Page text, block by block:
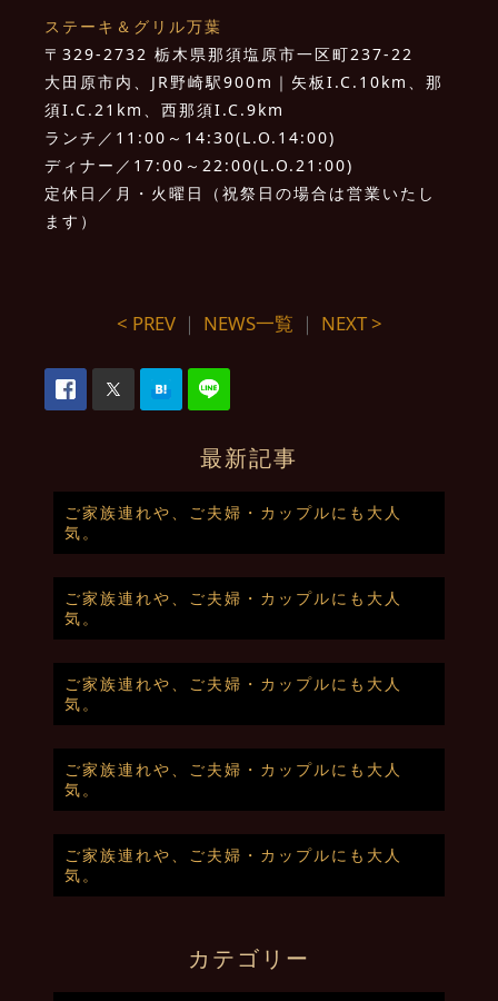
ステーキ＆グリル万葉
〒329-2732 栃木県那須塩原市一区町237-22
大田原市内、JR野崎駅900m｜矢板I.C.10km、那
須I.C.21km、西那須I.C.9km
ランチ／11:00～14:30(L.O.14:00)
ディナー／17:00～22:00(L.O.21:00)
定休日／月・火曜日（祝祭日の場合は営業いたし
ます）
< PREV｜ NEWS一覧 ｜ NEXT >
最新記事
ご家族連れや、ご夫婦・カップルにも大人
気。
ご家族連れや、ご夫婦・カップルにも大人
気。
ご家族連れや、ご夫婦・カップルにも大人
気。
ご家族連れや、ご夫婦・カップルにも大人
気。
ご家族連れや、ご夫婦・カップルにも大人
気。
カテゴリー